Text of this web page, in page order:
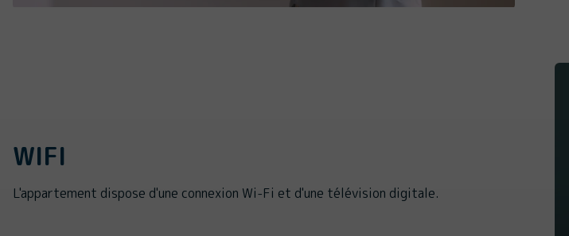
WIFI
L'appartement dispose d'une connexion Wi-Fi et d'une télévision digitale.